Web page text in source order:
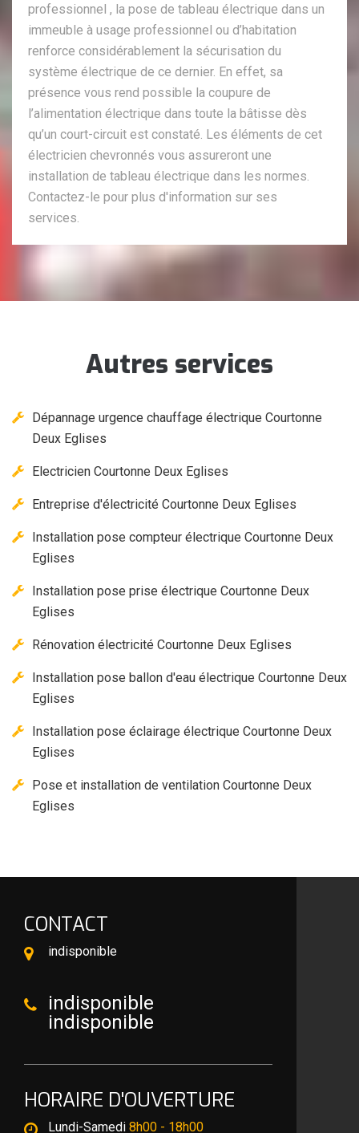
professionnel , la pose de tableau électrique dans un
immeuble à usage professionnel ou d’habitation
renforce considérablement la sécurisation du
système électrique de ce dernier. En effet, sa
présence vous rend possible la coupure de
l’alimentation électrique dans toute la bâtisse dès
qu’un court-circuit est constaté. Les éléments de cet
électricien chevronnés vous assureront une
installation de tableau électrique dans les normes.
Contactez-le pour plus d'information sur ses
services.
Autres services
Dépannage urgence chauffage électrique Courtonne
Deux Eglises
Electricien Courtonne Deux Eglises
Entreprise d'électricité Courtonne Deux Eglises
Installation pose compteur électrique Courtonne Deux
Eglises
Installation pose prise électrique Courtonne Deux
Eglises
Rénovation électricité Courtonne Deux Eglises
Installation pose ballon d'eau électrique Courtonne Deux
Eglises
Installation pose éclairage électrique Courtonne Deux
Eglises
Pose et installation de ventilation Courtonne Deux
Eglises
CONTACT
indisponible
indisponible
indisponible
HORAIRE D'OUVERTURE
Lundi-Samedi 8h00 - 18h00